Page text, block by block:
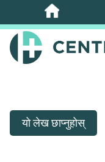
मुख्य
सामग्रीमा
जानुहोस्
यो लेख छाप्नुहोस्